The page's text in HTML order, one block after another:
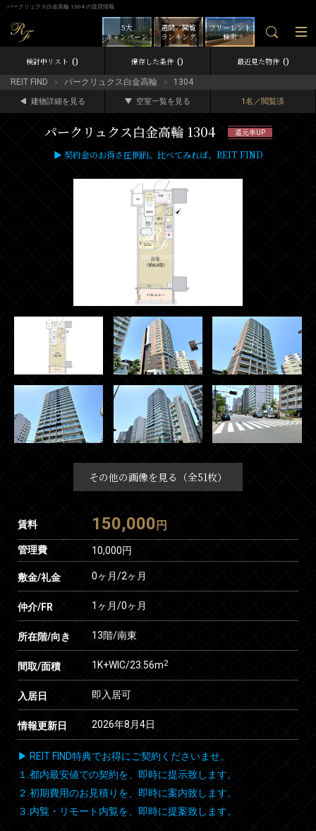
パークリュクス白金高輪 1304 の賃貸情報
フリーレント
検索
週間／閲覧
ランキング
5大
キャンペーン
検討中リスト 0 保存した条件 0 最近見た物件 0
REIT FIND パークリュクス白金高輪 1304
建物詳細を見る 空室一覧を見る 1名／閲覧済
パークリュクス白金高輪 1304 還元率UP
▶ 契約金のお得さ圧倒的。比べてみれば、REIT FIND
その他の画像を見る（全51枚）
賃料 150,000 円
管理費 10,000円
敷金/礼金 0ヶ月/2ヶ月
仲介/FR 1ヶ月/0ヶ月
所在階/向き 13階/南東
間取/面積 1K+WIC/23.56m2
入居日 即入居可
情報更新日 2026年8月4日
▶ REIT FIND特典でお得にご契約くださいませ。
１.都内最安値での契約を、即時に提示致します。
２.初期費用のお見積りを、即時に案内致します。
３.内覧・リモート内覧を、即時に提案致します。